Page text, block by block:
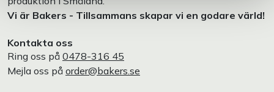
Vi är Bakers - Tillsammans skapar vi en godare värld!
Kontakta oss
Ring oss på 0478-316 45
Mejla oss på order@bakers.se